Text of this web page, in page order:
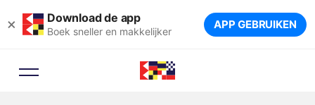
× Download de app
Boek sneller en makkelijker APP GEBRUIKEN